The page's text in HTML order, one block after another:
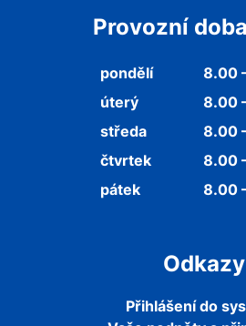
Provozní
pondělí
8.00
úterý
8.00
středa
8.00
čtvrtek
8.00
pátek
8.00
Odkazy
Přihlášení do